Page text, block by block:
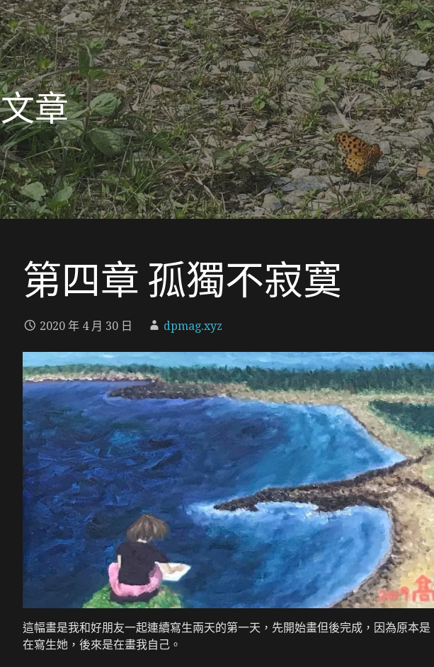
文章
第四章 孤獨不寂寞
2020 年 4 月 30 日 dpmag.xyz
這幅畫是我和好朋友一起連續寫生兩天的第一天，先開始畫但後完成，因為原本是
在寫生她，後來是在畫我自己。